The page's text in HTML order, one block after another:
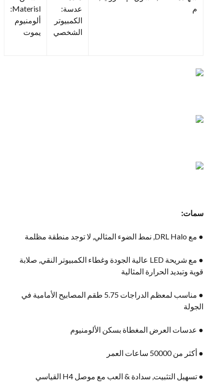
م
عدسة:
الكمبيوتر
الشخصي
Materisl:
ألومنيوم
يموت
سمات:
● مع DRL Halo, نمط الضوء المثالي, لا توجد منطقة مظلمة
● مع شريحة LED عالية الجودة وغطاء الكمبيوتر النقي, صلابة
قوية وتبديد الحرارة المثالية
● مناسب لمعظم الدراجات 5.75 طقم المصابيح الأمامية في
الجولة
● عدسات العرض المغطاة بسكن الألومنيوم
● أكثر من 50000 ساعات العمر
● تسهيل التثبيت, سدادة & العب مع موصل H4 القياسي